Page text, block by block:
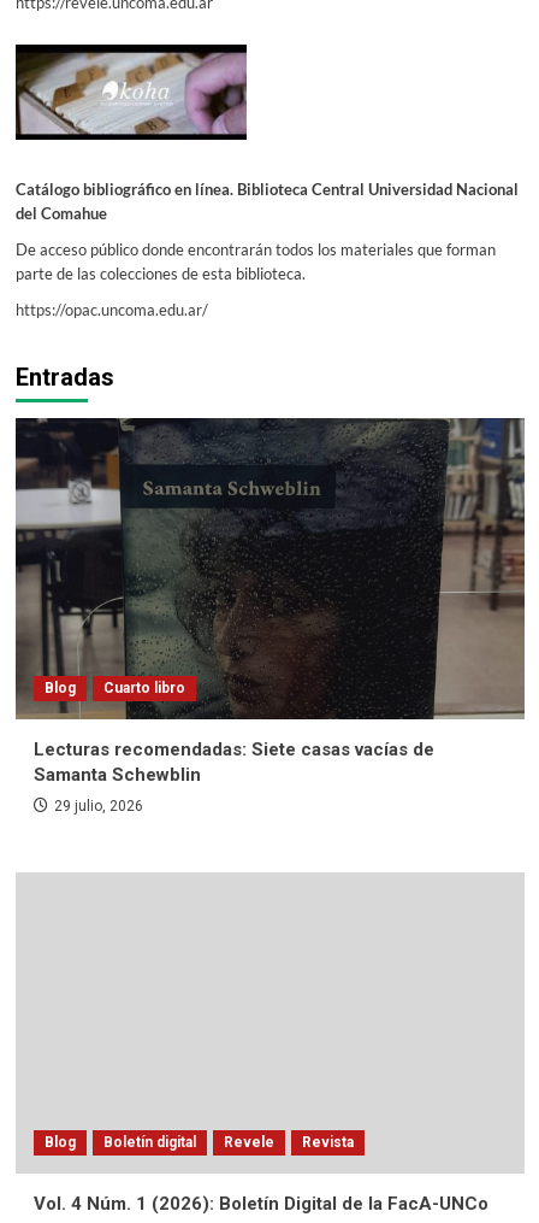
Catálogo bibliográfico en línea. Biblioteca Central Universidad Nacional
del Comahue
De acceso público donde encontrarán todos los materiales que forman
parte de las colecciones de esta biblioteca.
https://opac.uncoma.edu.ar/
Entradas
Blog Cuarto libro
Lecturas recomendadas: Siete casas vacías de
Samanta Schewblin
29 julio, 2026
Blog Boletín digital Revele Revista
Vol. 4 Núm. 1 (2026): Boletín Digital de la FacA-UNCo